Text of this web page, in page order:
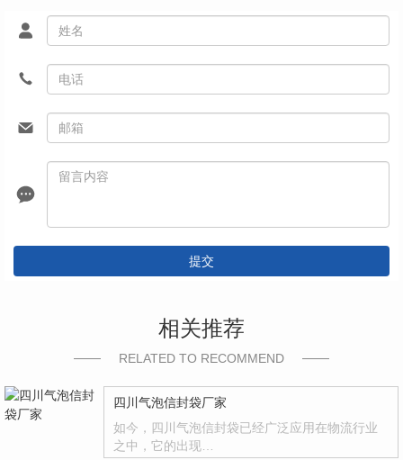
提交
相关推荐
RELATED TO RECOMMEND
四川气泡信封袋厂家
如今，四川气泡信封袋已经广泛应用在物流行业
之中，它的出现…